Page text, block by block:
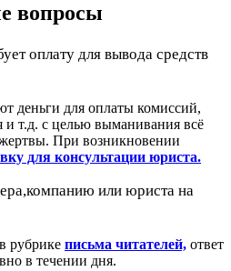
вопросы
оплату для вывода средств
деньги для оплаты комиссий,
и т.д. с целью выманивания всё
При возникновении
для консультации юриста.
или юриста на
рубрике письма читателей, ответ
в течении дня.